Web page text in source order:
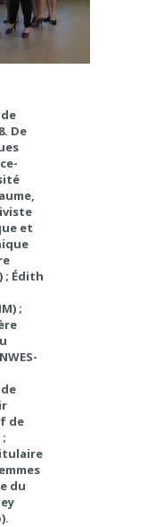
De
et
; Édith
;
de
du